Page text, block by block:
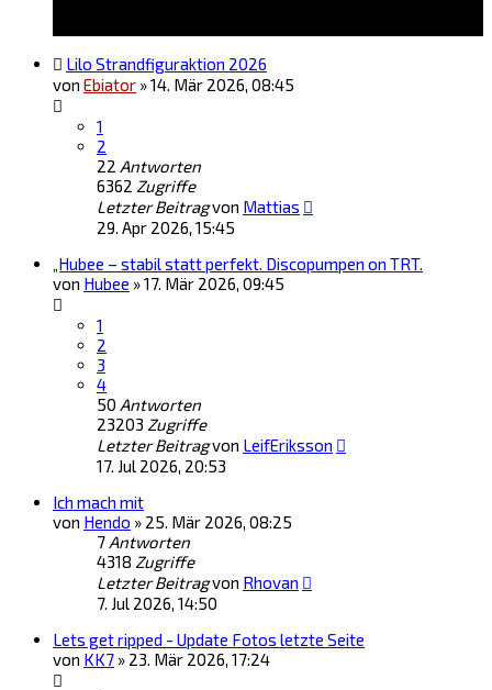
Lilo Strandfiguraktion 2026
von Ebiator »14. Mär 2026, 08:45
1
2
22 Antworten
6362 Zugriffe
Letzter Beitragvon Mattias
29. Apr 2026, 15:45
„Hubee – stabil statt perfekt. Discopumpen on TRT.
von Hubee »17. Mär 2026, 09:45
1
2
3
4
50 Antworten
23203 Zugriffe
Letzter Beitragvon LeifEriksson
17. Jul 2026, 20:53
Ich mach mit
von Hendo » 25. Mär 2026, 08:25
7 Antworten
4318 Zugriffe
Letzter Beitragvon Rhovan
7. Jul 2026, 14:50
Lets get ripped - Update Fotos letzte Seite
von KK7 » 23. Mär 2026, 17:24